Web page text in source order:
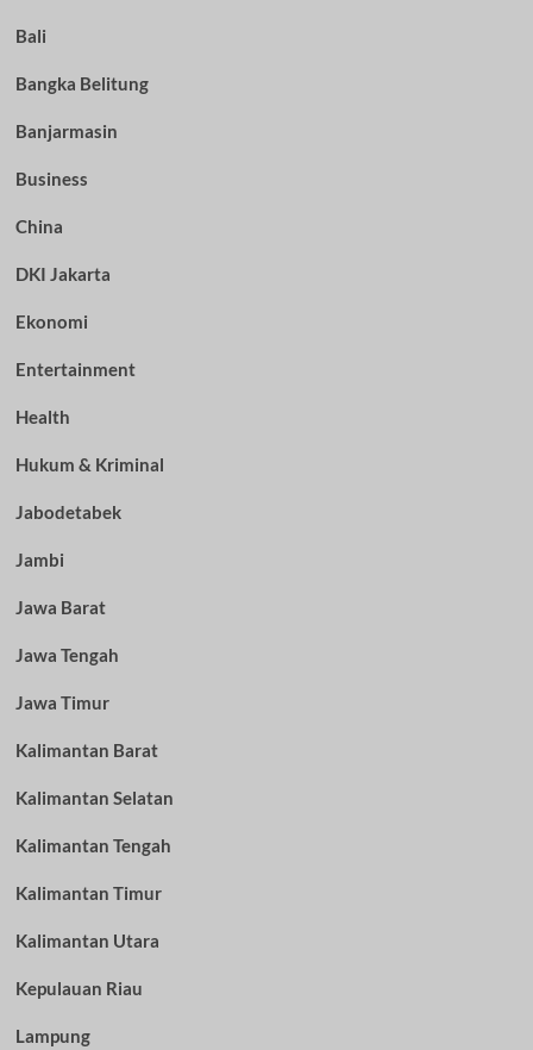
Bali
Bangka Belitung
Banjarmasin
Business
China
DKI Jakarta
Ekonomi
Entertainment
Health
Hukum & Kriminal
Jabodetabek
Jambi
Jawa Barat
Jawa Tengah
Jawa Timur
Kalimantan Barat
Kalimantan Selatan
Kalimantan Tengah
Kalimantan Timur
Kalimantan Utara
Kepulauan Riau
Lampung